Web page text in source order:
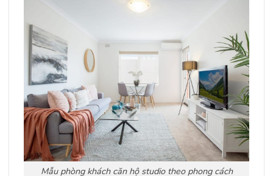
Mẫu phòng khách căn hộ studio theo phong cách